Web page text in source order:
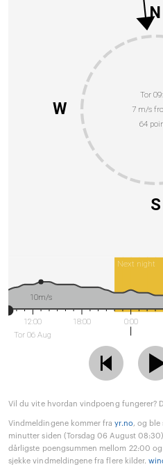
Tor
7 m/s
64
N
S
W
Next night
12:00
Tor 06 Aug
18:00 0:00
10m/s
Vil du vite hvordan vindpoeng fungerer?
Vindmeldingene kommer frayr.no, og ble
minutter siden (Torsdag 06 August
dårligste poengsummen mellom 22:00
sjekke vindmeldingene fra flere kilder.